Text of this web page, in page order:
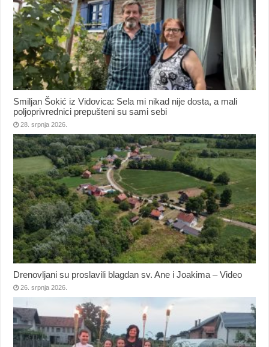
Smiljan Šokić iz Vidovica: Sela mi nikad nije dosta, a mali
poljoprivrednici prepušteni su sami sebi
28. srpnja 2026.
Drenovljani su proslavili blagdan sv. Ane i Joakima – Video
26. srpnja 2026.